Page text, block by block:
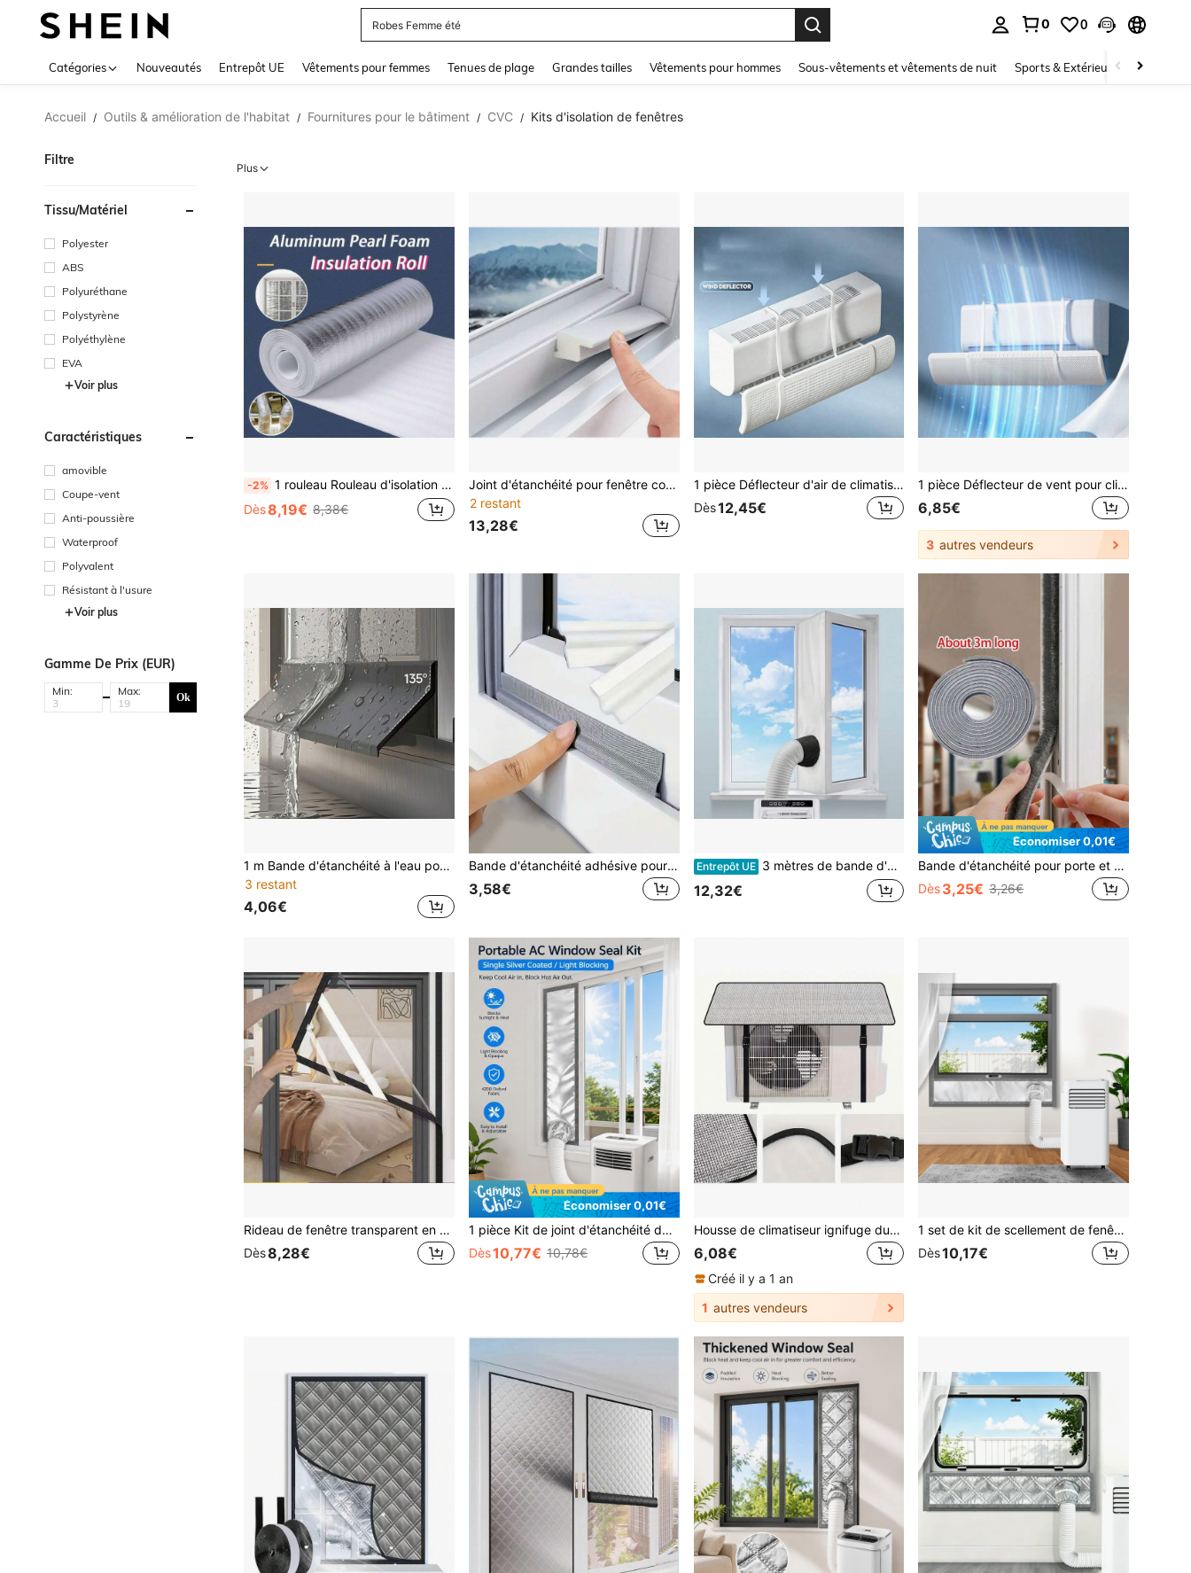
Jupe
0 0
Catégories Nouveautés Entrepôt UE Vêtements pour femmes Tenues de plage Grandes tailles Vêtements pour hommes Sous-vêtements et vêtements de nuit Sports & Extérieur Enfants
Accueil / Outils & amélioration de l'habitat / Fournitures pour le bâtiment / CVC / Kits d'isolation de fenêtres
Filtre
Tissu/matériel
Polyester
ABS
Polyuréthane
Polystyrène
Polyéthylène
EVA
Voir plus
Caractéristiques
amovible
Coupe-vent
Anti-poussière
Waterproof
Polyvalent
Résistant à l'usure
Voir plus
Gamme De Prix (EUR)
Min: Max: Ok
Plus
-2% 1 rouleau Rouleau d'isolation en mousse d'aluminium perlé - Film réfléchissant et isolant contre le froid pour la livraison de nourriture, gardant les fruits et les collations frais et froids, rouleau d'isolation contre le froid Isolation réfléchissante Rouleau d'isolation durable, rouleaux d'isolation
Dès8,19€ 8,38€
Joint d'étanchéité pour fenêtre coupe-vent et insonorisant, facile à installer - Matériau en acier plastique durable, idéal pour les climats chauds
2 restant
13,28€
1 pièce Déflecteur d'air de climatiseur réglable, (PET) Déflecteur de sortie d'air transparent réglable, Bouclier de sortie d'air réglable, Déflecteur de climatiseur anti-souffle direct, Réglable librement
Dès12,45€
1 pièce Déflecteur de vent pour climatiseur, sans installation nécessaire, déflecteur de sortie d'air AC, type suspendu, bouclier de vent universel pour climatiseur
6,85€
3 autres vendeurs
1 m Bande d'étanchéité à l'eau pour fenêtre de maison, bande d'étanchéité à la pluie et au vent pour fenêtres coulissantes, isolation de balcon, bande d'étanchéité coupe-vent
3 restant
4,06€
Bande d'étanchéité adhésive pour portes et fenêtres, ruban d'isolation pour portes et fenêtres en plastique durable réduisant le bruit pour le confort de la maison, design de surface texturé, matériau durable, isolation thermique pour les fenêtres en hiver
3,58€
Entrepôt UE 3 mètres de bande d'étanchéité universelle imperméable pour fenêtre, convient pour climatiseur portable à fenêtre inclinable, accessoire de climatiseur réglable
12,32€
Économiser 0,01€
Bande d'étanchéité pour porte et fenêtre 3M, bande d'étanchéité en brosse insonorisante, remplissage de mousse pour fente de fenêtre, bande d'étanchéité auto-adhésive pour porte et fenêtre, insonorisation, coupe-vent, anti-poussière
Dès3,25€ 3,26€
Rideau de fenêtre transparent en TPU, coupe-vent, anti-poussière, membrane d'isolation épaisse pour portes et fenêtres, convient pour une utilisation hivernale à la maison
Dès8,28€
Économiser 0,01€
1 pièce Kit de joint d'étanchéité de fenêtre pour climatiseur portable à couche unique avec revêtement argenté, joint d'étanchéité pour tuyau d'évacuation de climatiseur bloquant la lumière et isolant la chaleur, convient pour les fenêtres coulissantes
Dès10,77€ 10,78€
Housse de climatiseur ignifuge durable, avec boucle de , pare-soleil imperméable, installation facile, en argent, mélange de fibres de polyester, convient pour la protection des meubles d'extérieur ! (Le produit est emballé avec des plis, comme indiqué sur l'image)
6,08€
Créé il y a 1 an
1 autres vendeurs
1 set de kit de scellement de fenêtre portable réfléchissant pour climatiseur, couvre-aération isolant thermique avec bande , tissu d'étanchéité réglable pour tuyau d'échappement de climatiseur
Dès10,17€